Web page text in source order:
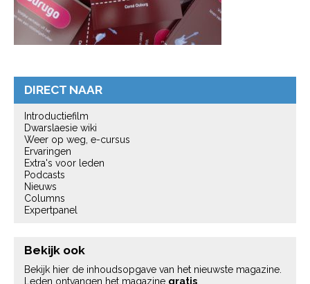
DIRECT NAAR
Introductiefilm
Dwarslaesie wiki
Weer op weg, e-cursus
Ervaringen
Extra's voor leden
Podcasts
Nieuws
Columns
Expertpanel
Bekijk ook
Bekijk hier de inhoudsopgave van het nieuwste magazine.
Leden ontvangen het magazine gratis